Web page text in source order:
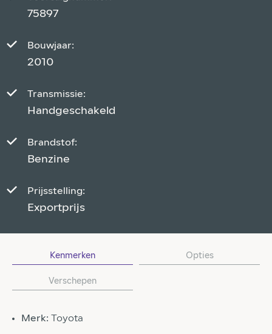
75897
Bouwjaar:
2010
Transmissie:
Handgeschakeld
Brandstof:
Benzine
Prijsstelling:
Exportprijs
Kenmerken Opties
Verschepen
Merk: Toyota